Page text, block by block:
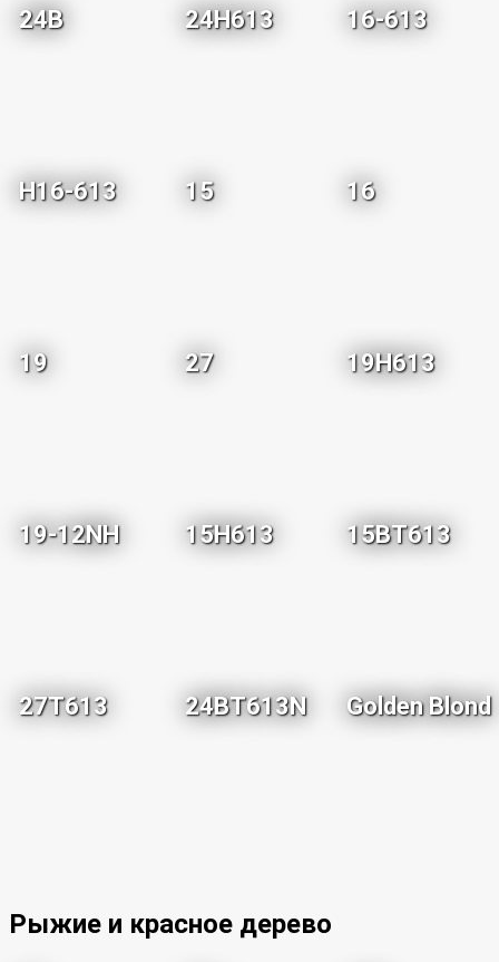
24B 24H613 16-613
H16-613 15 16
19 27 19H613
19-12NH 15H613 15BT613
27T613 24BT613N Golden Blond
Рыжие и красное дерево